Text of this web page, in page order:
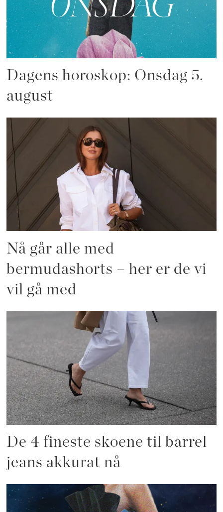
Dagens horoskop: Onsdag 5.
august
Nå går alle med
bermudashorts – her er de vi
vil gå med
De 4 fineste skoene til barrel
jeans akkurat nå